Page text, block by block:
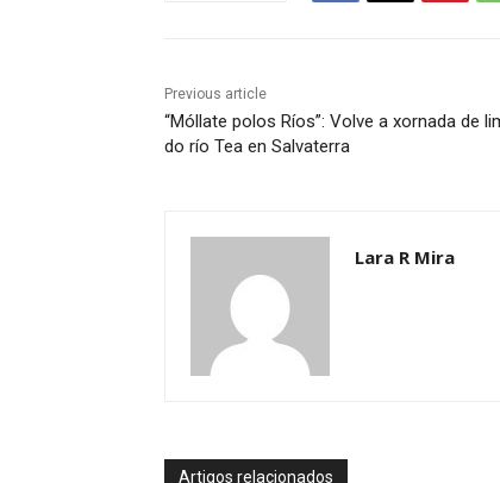
Previous article
“Móllate polos Ríos”: Volve a xornada de
do río Tea en Salvaterra
Lara R Mira
Artigos relacionados